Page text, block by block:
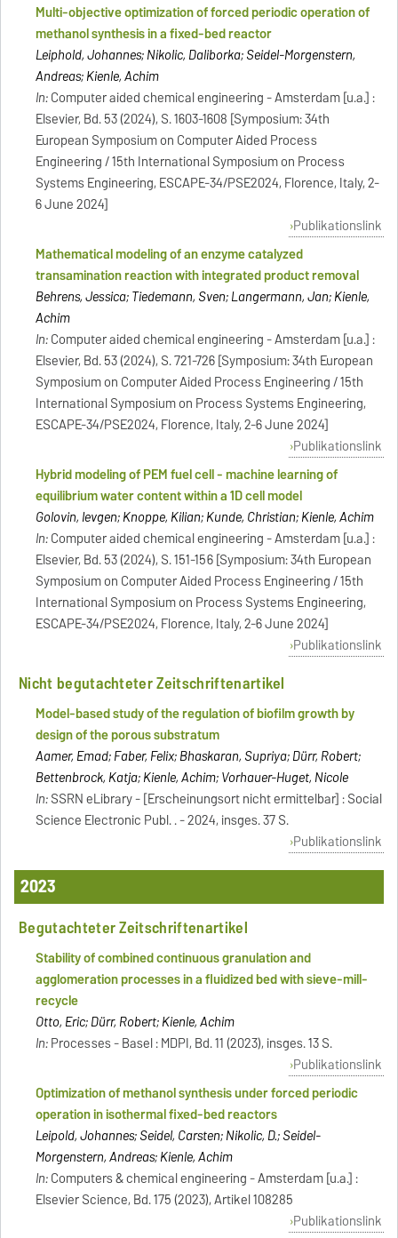
Multi-objective optimization of forced periodic operation of
methanol synthesis in a fixed-bed reactor
Leiphold, Johannes; Nikolic, Daliborka; Seidel-Morgenstern,
Andreas; Kienle, Achim
In:Computer aided chemical engineering - Amsterdam [u.a.] :
Elsevier, Bd. 53 (2024), S. 1603-1608 [Symposium: 34th
European Symposium on Computer Aided Process
Engineering / 15th International Symposium on Process
Systems Engineering, ESCAPE-34/PSE2024, Florence, Italy, 2-
6 June 2024]
Publikationslink
Mathematical modeling of an enzyme catalyzed
transamination reaction with integrated product removal
Behrens, Jessica; Tiedemann, Sven; Langermann, Jan; Kienle,
Achim
In:Computer aided chemical engineering - Amsterdam [u.a.] :
Elsevier, Bd. 53 (2024), S. 721-726 [Symposium: 34th European
Symposium on Computer Aided Process Engineering / 15th
International Symposium on Process Systems Engineering,
ESCAPE-34/PSE2024, Florence, Italy, 2-6 June 2024]
Publikationslink
Hybrid modeling of PEM fuel cell - machine learning of
equilibrium water content within a 1D cell model
Golovin, Ievgen; Knoppe, Kilian; Kunde, Christian; Kienle, Achim
In:Computer aided chemical engineering - Amsterdam [u.a.] :
Elsevier, Bd. 53 (2024), S. 151-156 [Symposium: 34th European
Symposium on Computer Aided Process Engineering / 15th
International Symposium on Process Systems Engineering,
ESCAPE-34/PSE2024, Florence, Italy, 2-6 June 2024]
Publikationslink
Nicht begutachteter Zeitschriftenartikel
Model-based study of the regulation of biofilm growth by
design of the porous substratum
Aamer, Emad; Faber, Felix; Bhaskaran, Supriya; Dürr, Robert;
Bettenbrock, Katja; Kienle, Achim; Vorhauer-Huget, Nicole
In:SSRN eLibrary - [Erscheinungsort nicht ermittelbar] : Social
Science Electronic Publ. . - 2024, insges. 37 S.
Publikationslink
2023
Begutachteter Zeitschriftenartikel
Stability of combined continuous granulation and
agglomeration processes in a fluidized bed with sieve-mill-
recycle
Otto, Eric; Dürr, Robert; Kienle, Achim
In:Processes - Basel : MDPI, Bd. 11 (2023), insges. 13 S.
Publikationslink
Optimization of methanol synthesis under forced periodic
operation in isothermal fixed-bed reactors
Leipold, Johannes; Seidel, Carsten; Nikolic, D.; Seidel-
Morgenstern, Andreas; Kienle, Achim
In:Computers & chemical engineering - Amsterdam [u.a.] :
Elsevier Science, Bd. 175 (2023), Artikel 108285
Publikationslink